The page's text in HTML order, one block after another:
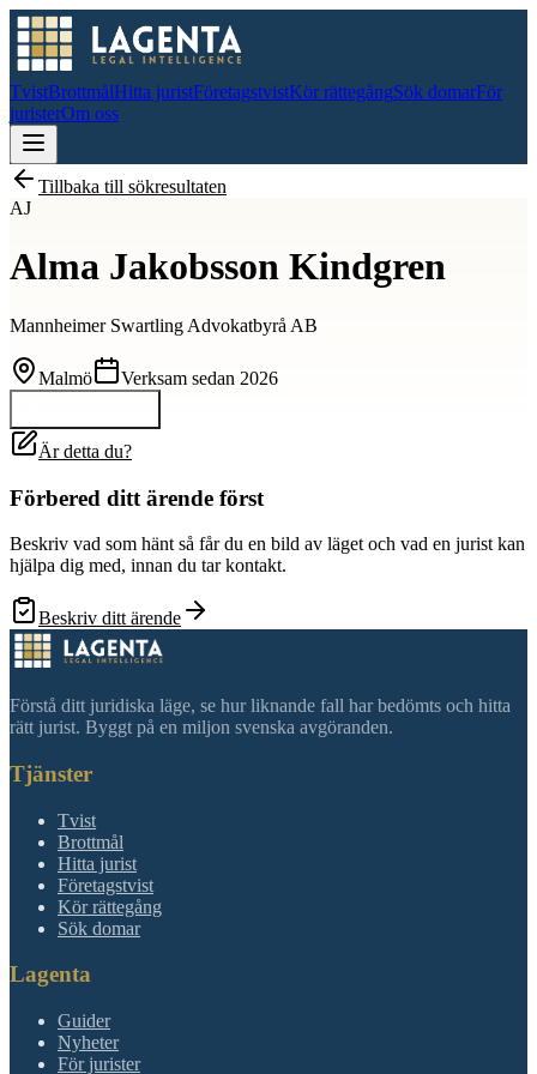
TvistBrottmålHitta juristFöretagstvistKör rättegångSök domarFör
juristerOm oss
Tillbaka till sökresultaten
AJ
Alma Jakobsson Kindgren
Mannheimer Swartling Advokatbyrå AB
Malmö Verksam sedan 2026
Är detta du?
Förbered ditt ärende först
Beskriv vad som hänt så får du en bild av läget och vad en jurist kan
hjälpa dig med, innan du tar kontakt.
Beskriv ditt ärende
Förstå ditt juridiska läge, se hur liknande fall har bedömts och hitta
rätt jurist. Byggt på en miljon svenska avgöranden.
Tjänster
Tvist
Brottmål
Hitta jurist
Företagstvist
Kör rättegång
Sök domar
Lagenta
Guider
Nyheter
För jurister